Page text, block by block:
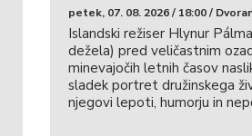
petek, 07. 08. 2026 / 18:00 /
Islandski režiser Hlynur
dežela) pred veličastnim
minevajočih letnih časov
sladek portret družinskega
njegovi lepoti, humorju in